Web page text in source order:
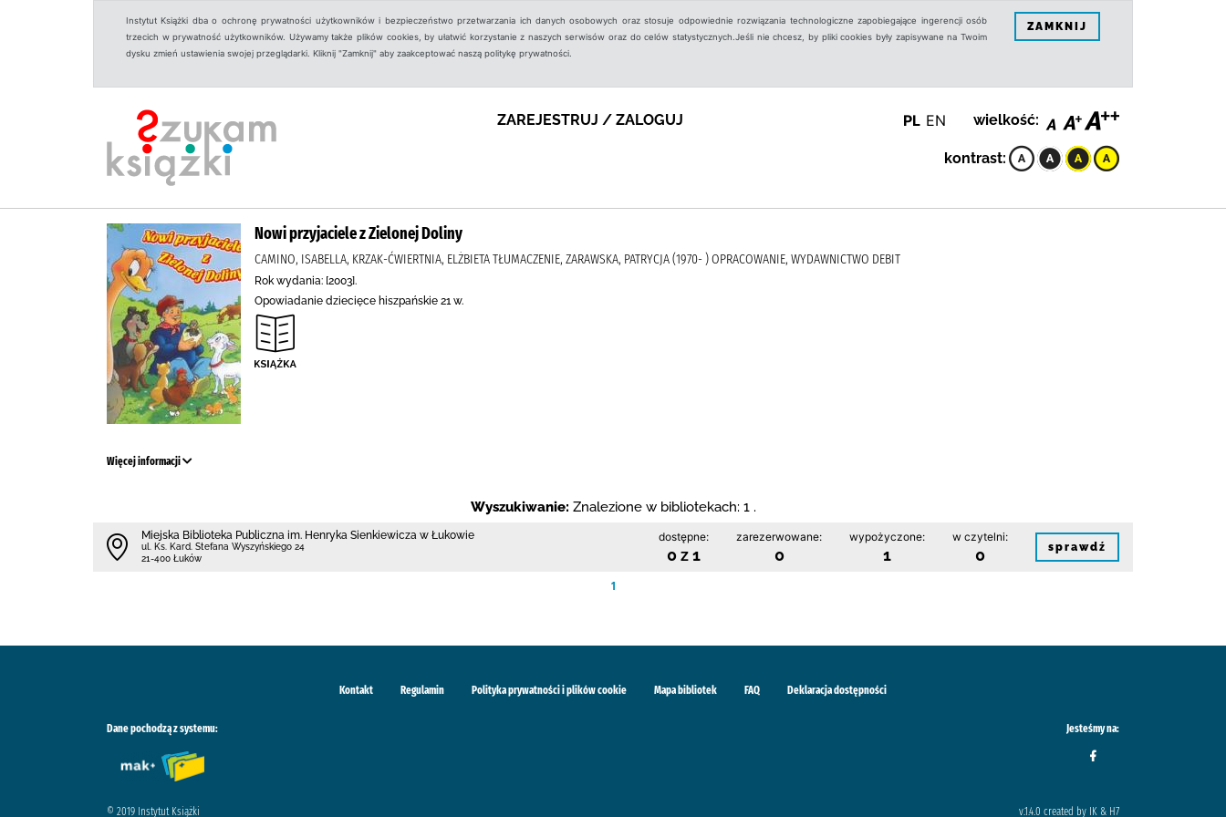
Instytut Książki dba o ochronę prywatności użytkowników i bezpieczeństwo przetwarzania ich danych osobowych oraz stosuje odpowiednie rozwiązania technologiczne zapobiegające ingerencji osób
trzecich w prywatność użytkowników. Używamy także plików cookies, by ułatwić korzystanie z naszych serwisów oraz do celów statystycznych.Jeśli nie chcesz, by pliki cookies były zapisywane na Twoim
dysku zmień ustawienia swojej przeglądarki. Kliknij "Zamknij" aby zaakceptować naszą politykę prywatności.
ZAMKNIJ
ZAREJESTRUJ / ZALOGUJ PL EN wielkość:
kontrast:
Nowi przyjaciele z Zielonej Doliny
CAMINO, ISABELLA, KRZAK-ĆWIERTNIA, ELŻBIETA TŁUMACZENIE, ZARAWSKA, PATRYCJA (1970- ) OPRACOWANIE, WYDAWNICTWO DEBIT
Rok wydania: [2003].
Opowiadanie dziecięce hiszpańskie 21 w.
Więcej informacji
Wyszukiwanie: Znalezione w bibliotekach: 1 .
Miejska Biblioteka Publiczna im. Henryka Sienkiewicza w Łukowie
ul. Ks. Kard. Stefana Wyszyńskiego 24
21-400 Łuków
dostępne:
0 z 1
zarezerwowane:
0
wypożyczone:
1
w czytelni:
0 sprawdź
1
Kontakt Regulamin Polityka prywatności i plików cookie Mapa bibliotek FAQ Deklaracja dostępności
Dane pochodzą z systemu: Jesteśmy na:
© 2019 Instytut Książki v.1.4.0 created by IK & H7